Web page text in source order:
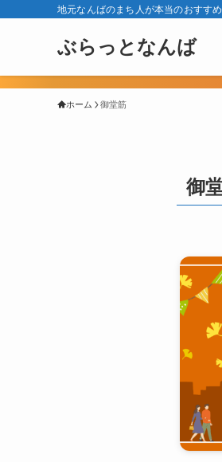
地元なんばのまち人が本当のおすす
ぶらっとなんば
ホーム 御堂筋
御